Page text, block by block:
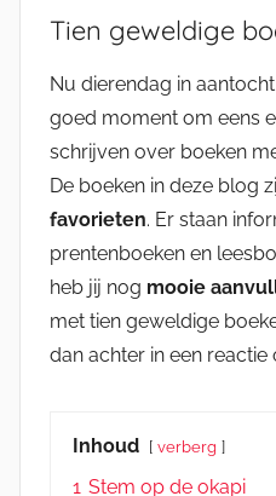
Tien geweldige
Nu dierendag in
goed moment om eens
schrijven over boeken
De boeken in deze blog
favorieten. Er staan
prentenboeken en
heb jij nog mooie
met tien geweldige
dan achter in een reactie
Inhoud verberg
1 Stem op de okapi